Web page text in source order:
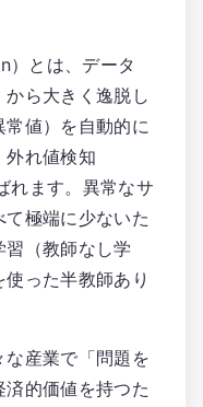
とは、データ
ら大きく逸脱し
値）を自動的に
外れ値検知
れます。異常なサ
極端に少ないた
（教師なし学
った半教師あり
産業で「問題を
的価値を持つた